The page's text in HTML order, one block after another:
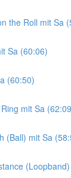
the Roll mit Sa
Sa (60:06)
(60:50)
mit Sa
(Ball) mit Sa